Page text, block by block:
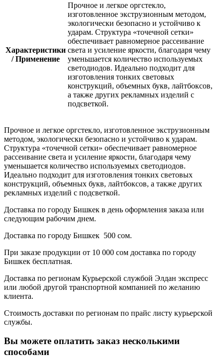
Характеристики
/ Применение
Прочное и легкое оргстекло,
изготовленное экструзионным методом,
экологически безопасно и устойчиво к
ударам. Структура «точечной сетки»
обеспечивает равномерное рассеивание
света и усиление яркости, благодаря чему
уменьшается количество используемых
светодиодов. Идеально подходит для
изготовления тонких световых
конструкций, объемных букв, лайтбоксов,
а также других рекламных изделий с
подсветкой.
Прочное и легкое оргстекло, изготовленное экструзионным
методом, экологически безопасно и устойчиво к ударам.
Структура «точечной сетки» обеспечивает равномерное
рассеивание света и усиление яркости, благодаря чему
уменьшается количество используемых светодиодов.
Идеально подходит для изготовления тонких световых
конструкций, объемных букв, лайтбоксов, а также других
рекламных изделий с подсветкой.
Доставка по городу Бишкек в день оформления заказа или
следующим рабочим днем.
Доставка по городу Бишкек 500 сом.
При заказе продукции от 10 000 сом доставка по городу
Бишкек бесплатная.
Доставка по регионам Курьерской службой Элдан экспресс
или любой другой транспортной компанией по желанию
клиента.
Стоимость доставки по регионам по прайс листу курьерской
службы.
Вы можете оплатить заказ несколькими
способами